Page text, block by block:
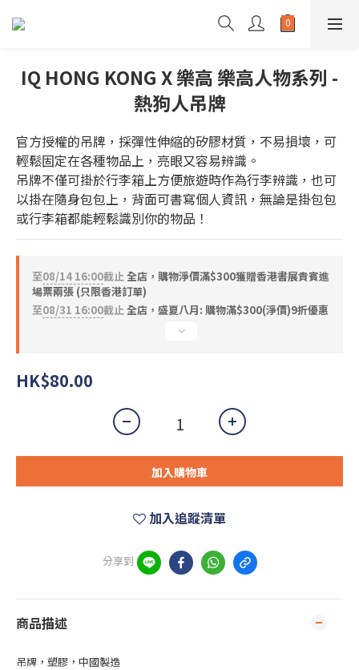
IQ HONG KONG X 樂高 樂高人物系列 -
熱狗人吊牌
官方授權的吊牌，採彈性伸縮的矽膠材質，不易損壞，可
輕鬆固定在各種物品上，亮眼又容易辨識。
吊牌不僅可掛於行李箱上方便旅遊時作為行李辨識，也可
以掛在隨身包包上，背面可書寫個人資訊，無論是掛包包
或行李箱都能輕鬆識別你的物品！
至08/14 16:00截止全店，購物淨價滿$300獲贈香港書展貴賓進
場票兩張 (只限香港訂單)
至08/31 16:00截止全店，盛夏八月: 購物滿$300(淨價)9折優惠
HK$80.00
加入購物車
加入追蹤清單
分享到
商品描述
吊牌，塑膠，中國製造